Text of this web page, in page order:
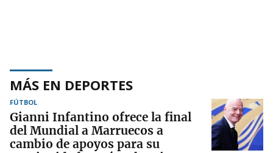
MÁS EN DEPORTES
FÚTBOL
Gianni Infantino ofrece la final
del Mundial a Marruecos a
cambio de apoyos para su